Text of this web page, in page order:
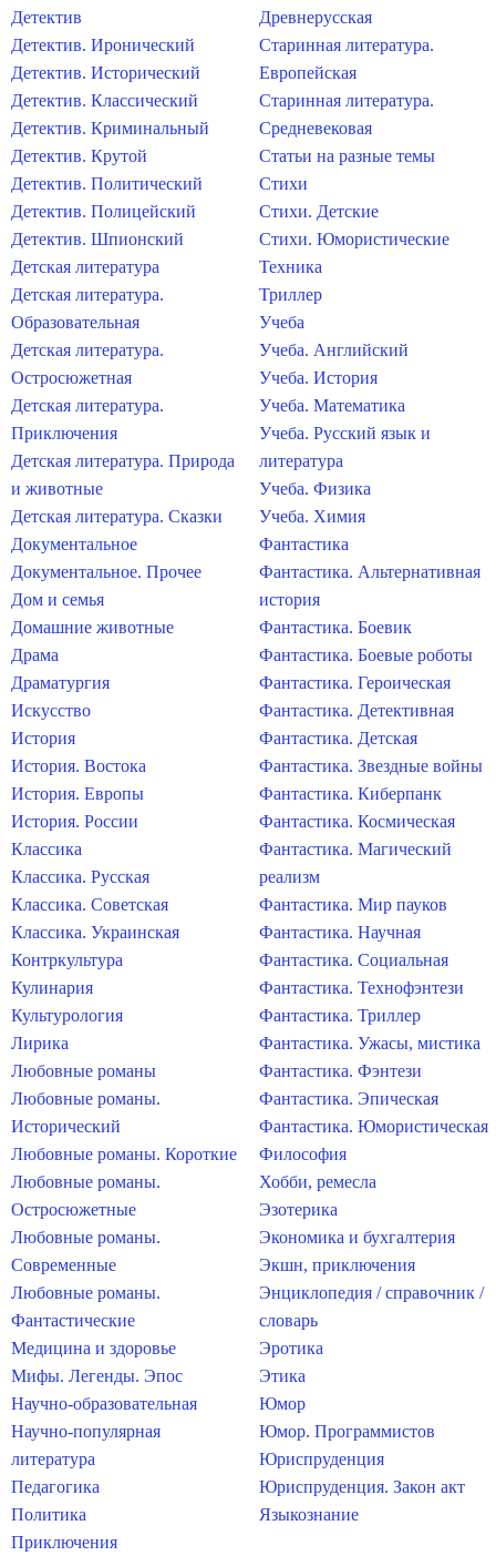
Детектив
Детектив. Иронический
Детектив. Исторический
Детектив. Классический
Детектив. Криминальный
Детектив. Крутой
Детектив. Политический
Детектив. Полицейский
Детектив. Шпионский
Детская литература
Детская литература.
Образовательная
Детская литература.
Остросюжетная
Детская литература.
Приключения
Детская литература. Природа
и животные
Детская литература. Сказки
Документальное
Документальное. Прочее
Дом и семья
Домашние животные
Драма
Драматургия
Искусство
История
История. Востока
История. Европы
История. России
Классика
Классика. Русская
Классика. Советская
Классика. Украинская
Контркультура
Кулинария
Культурология
Лирика
Любовные романы
Любовные романы.
Исторический
Любовные романы. Короткие
Любовные романы.
Остросюжетные
Любовные романы.
Современные
Любовные романы.
Фантастические
Медицина и здоровье
Мифы. Легенды. Эпос
Научно-образовательная
Научно-популярная
литература
Педагогика
Политика
Приключения
Древнерусская
Старинная литература.
Европейская
Старинная литература.
Средневековая
Статьи на разные темы
Стихи
Стихи. Детские
Стихи. Юмористические
Техника
Триллер
Учеба
Учеба. Английский
Учеба. История
Учеба. Математика
Учеба. Русский язык и
литература
Учеба. Физика
Учеба. Химия
Фантастика
Фантастика. Альтернативная
история
Фантастика. Боевик
Фантастика. Боевые роботы
Фантастика. Героическая
Фантастика. Детективная
Фантастика. Детская
Фантастика. Звездные войны
Фантастика. Киберпанк
Фантастика. Космическая
Фантастика. Магический
реализм
Фантастика. Мир пауков
Фантастика. Научная
Фантастика. Социальная
Фантастика. Технофэнтези
Фантастика. Триллер
Фантастика. Ужасы, мистика
Фантастика. Фэнтези
Фантастика. Эпическая
Фантастика. Юмористическая
Философия
Хобби, ремесла
Эзотерика
Экономика и бухгалтерия
Экшн, приключения
Энциклопедия / справочник /
словарь
Эротика
Этика
Юмор
Юмор. Программистов
Юриспруденция
Юриспруденция. Закон акт
Языкознание